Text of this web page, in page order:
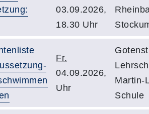
03.09.2026,
18.30 Uhr
Fr.
04.09.2026,
Uhr
Martin-
Schule